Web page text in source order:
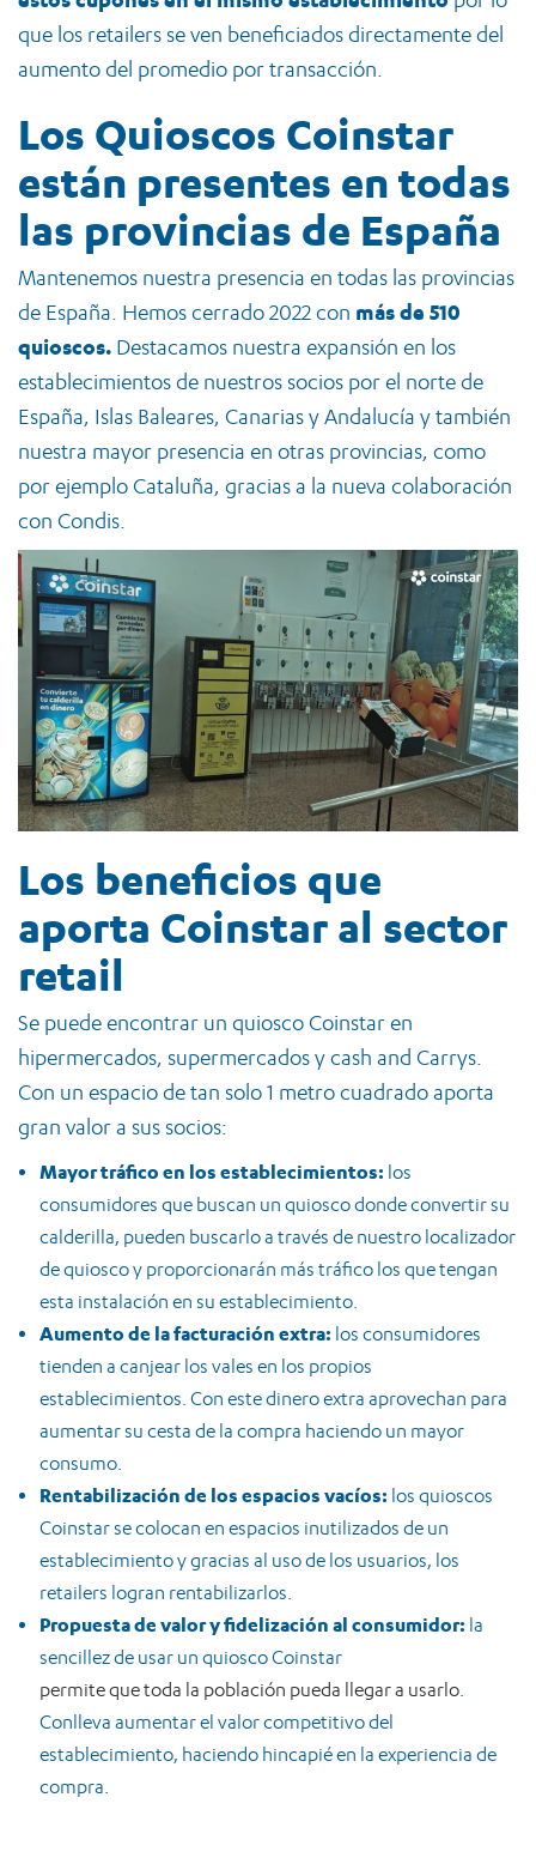
que los retailers se ven beneficiados directamente del
aumento del promedio por transacción.
Los Quioscos Coinstar
están presentes en todas
las provincias de España
Mantenemos nuestra presencia en todas las provincias
de España. Hemos cerrado 2022 con más de 510
quioscos. Destacamos nuestra expansión en los
establecimientos de nuestros socios por el norte de
España, Islas Baleares, Canarias y Andalucía y también
nuestra mayor presencia en otras provincias, como
por ejemplo Cataluña, gracias a la nueva colaboración
con Condis.
Los beneficios que
aporta Coinstar al sector
retail
Se puede encontrar un quiosco Coinstar en
hipermercados, supermercados y cash and Carrys.
Con un espacio de tan solo 1 metro cuadrado aporta
gran valor a sus socios:
Mayor tráfico en los establecimientos: los
consumidores que buscan un quiosco donde convertir su
calderilla, pueden buscarlo a través de nuestro localizador
de quiosco y proporcionarán más tráfico los que tengan
esta instalación en su establecimiento.
Aumento de la facturación extra: los consumidores
tienden a canjear los vales en los propios
establecimientos. Con este dinero extra aprovechan para
aumentar su cesta de la compra haciendo un mayor
consumo.
Rentabilización de los espacios vacíos: los quioscos
Coinstar se colocan en espacios inutilizados de un
establecimiento y gracias al uso de los usuarios, los
retailers logran rentabilizarlos.
Propuesta de valor y fidelización al consumidor: la
sencillez de usar un quiosco Coinstar
permite que toda la población pueda llegar a usarlo.
Conlleva aumentar el valor competitivo del
establecimiento, haciendo hincapié en la experiencia de
compra.